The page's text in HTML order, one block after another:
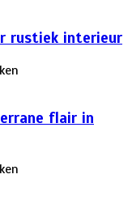
rustiek interieur
flair in